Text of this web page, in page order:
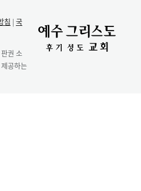
침 | 국
권 소
공하는